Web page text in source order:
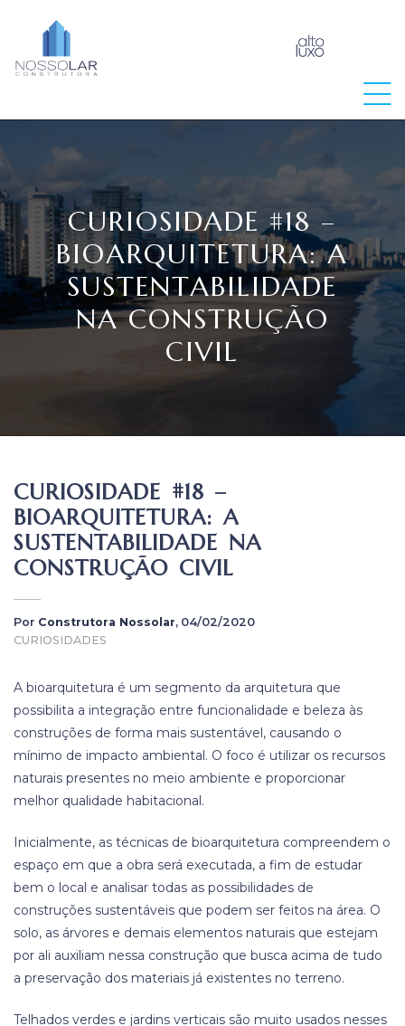
CURIOSIDADE #18 –
BIOARQUITETURA: A
SUSTENTABILIDADE
NA CONSTRUÇÃO
CIVIL
CURIOSIDADE #18 –
BIOARQUITETURA: A
SUSTENTABILIDADE NA
CONSTRUÇÃO CIVIL
Por Construtora Nossolar, 04/02/2020
CURIOSIDADES
A bioarquitetura é um segmento da arquitetura que
possibilita a integração entre funcionalidade e beleza às
construções de forma mais sustentável, causando o
mínimo de impacto ambiental. O foco é utilizar os recursos
naturais presentes no meio ambiente e proporcionar
melhor qualidade habitacional.
Inicialmente, as técnicas de bioarquitetura compreendem o
espaço em que a obra será executada, a fim de estudar
bem o local e analisar todas as possibilidades de
construções sustentáveis que podem ser feitos na área. O
solo, as árvores e demais elementos naturais que estejam
por ali auxiliam nessa construção que busca acima de tudo
a preservação dos materiais já existentes no terreno.
Telhados verdes e jardins verticais são muito usados nesses